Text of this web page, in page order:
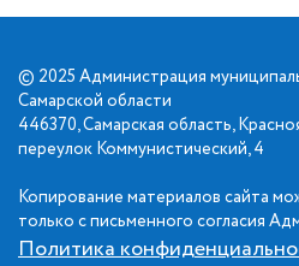
© 2025 Администрация
Самарской области
446370, Самарская область,
переулок Коммунистический, 4
Копирование материалов сайта
только с письменного согласия
Политика